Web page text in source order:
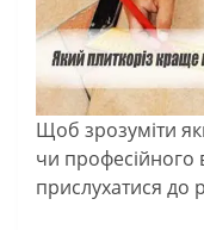
Щоб зрозуміти
чи професійного
прислухатися до